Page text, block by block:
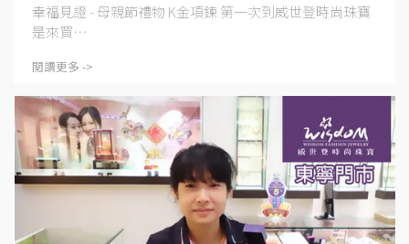
幸福見證 - 母親節禮物 K金項鍊 第一次到威世登時尚珠寶
是來買⋯
閱讀更多 ->